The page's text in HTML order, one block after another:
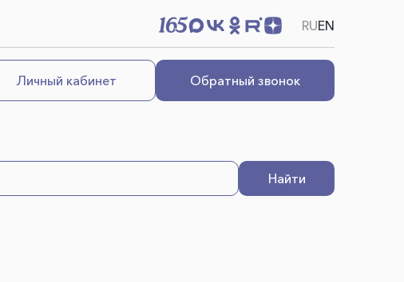
RUEN
Обратный звонок
Личный кабинет
Найти